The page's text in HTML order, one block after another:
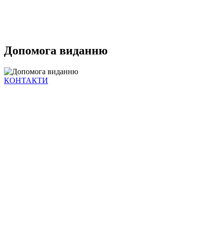
Допомога виданню
КОНТАКТИ